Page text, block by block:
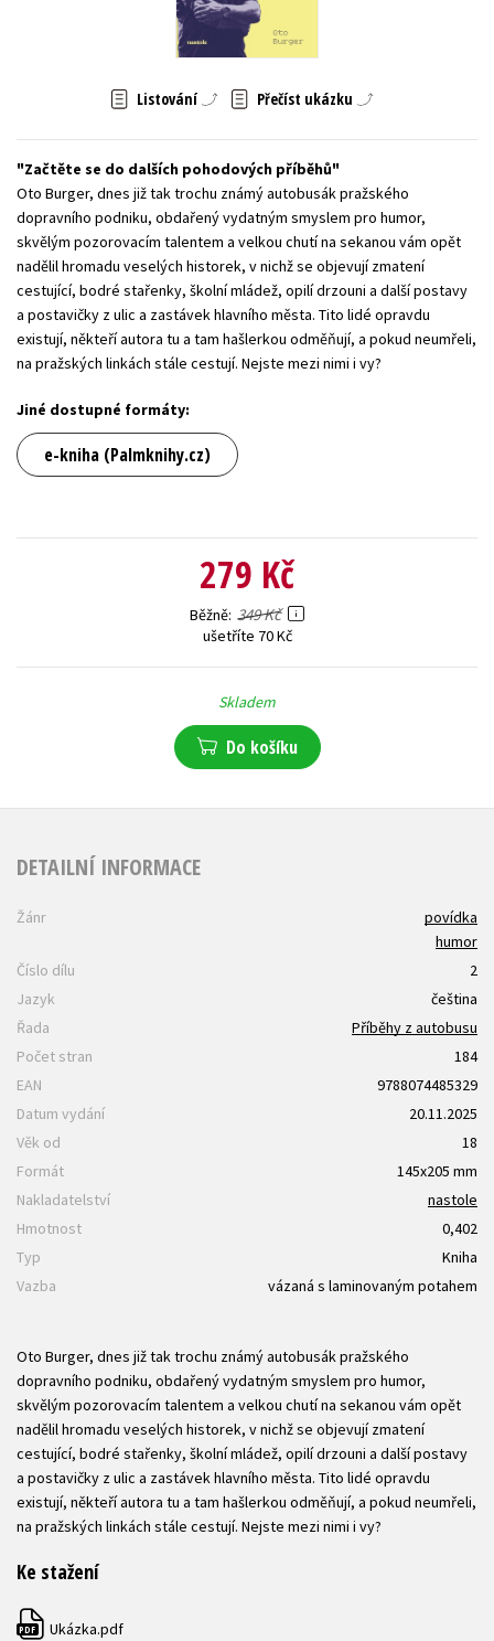
Zahraniční literatura
Listování Přečíst ukázku
Začtěte se do dalších pohodových příběhů
Oto Burger, dnes již tak trochu známý autobusák pražského
dopravního podniku, obdařený vydatným smyslem pro humor,
skvělým pozorovacím talentem a velkou chutí na sekanou vám opět
nadělil hromadu veselých historek, v nichž se objevují zmatení
cestující, bodré stařenky, školní mládež, opilí drzouni a další postavy
a postavičky z ulic a zastávek hlavního města. Tito lidé opravdu
existují, někteří autora tu a tam hašlerkou odměňují, a pokud neumřeli,
na pražských linkách stále cestují. Nejste mezi nimi i vy?
Jiné dostupné formáty:
e-kniha (Palmknihy.cz)
279 Kč
Běžně 349 Kč
ušetříte 70 Kč
Skladem
Do košíku
DETAILNÍ INFORMACE
Žánr
povídka
humor
Číslo dílu
2
Jazyk
čeština
Řada
Příběhy z autobusu
Počet stran
184
EAN
9788074485329
Datum vydání
20.11.2025
Věk od
18
Formát
145x205 mm
Nakladatelství
nastole
Hmotnost
0,402
Typ
Kniha
Vazba
vázaná s laminovaným potahem
Oto Burger, dnes již tak trochu známý autobusák pražského
dopravního podniku, obdařený vydatným smyslem pro humor,
skvělým pozorovacím talentem a velkou chutí na sekanou vám opět
nadělil hromadu veselých historek, v nichž se objevují zmatení
cestující, bodré stařenky, školní mládež, opilí drzouni a další postavy
a postavičky z ulic a zastávek hlavního města. Tito lidé opravdu
existují, někteří autora tu a tam hašlerkou odměňují, a pokud neumřeli,
na pražských linkách stále cestují. Nejste mezi nimi i vy?
Ke stažení
PDF Ukázka.pdf